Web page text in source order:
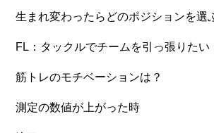
生まれ変わったらどのポジションを選
FL：タックルでチームを引っ張りたい
筋トレのモチベーションは？
測定の数値が上がった時